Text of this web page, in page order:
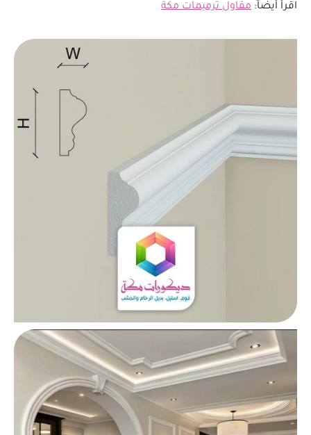
اقرأ أيضاً: مقاول ترميمات مكة